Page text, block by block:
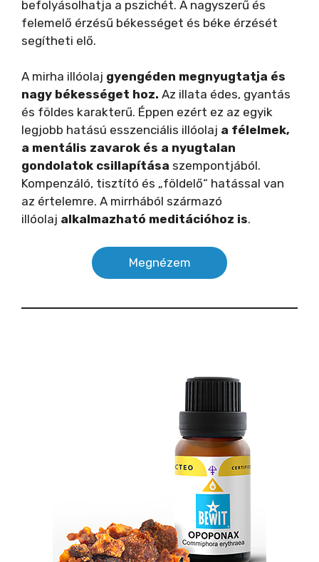
befolyásolhatja a pszichét. A nagyszerű és
felemelő érzésű békességet és béke érzését
segítheti elő.
A mirha illóolaj gyengéden megnyugtatja és
nagy békességet hoz. Az illata édes, gyantás
és földes karakterű. Éppen ezért ez az egyik
legjobb hatású esszenciális illóolaj a félelmek,
a mentális zavarok és a nyugtalan
gondolatok csillapítása szempontjából.
Kompenzáló, tisztító és „földelő“ hatással van
az értelemre. A mirrhából származó
illóolaj alkalmazható meditációhoz is.
Megnézem